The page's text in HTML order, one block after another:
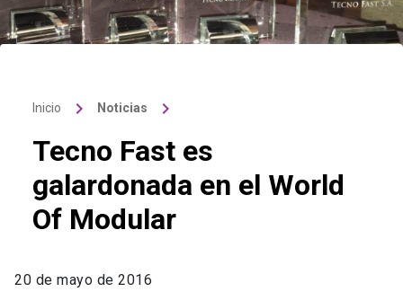
Inicio keyboard_arrow_right Noticias keyboard_arrow_right
Tecno Fast es
galardonada en el World
Of Modular
20 de mayo de 2016